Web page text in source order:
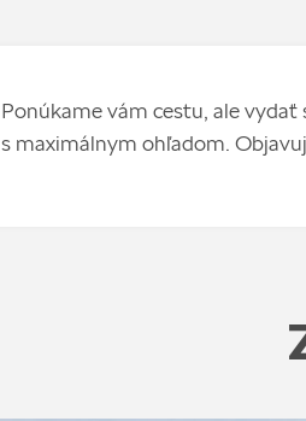
Ponúkame vám cestu, ale
s maximálnym ohľadom.